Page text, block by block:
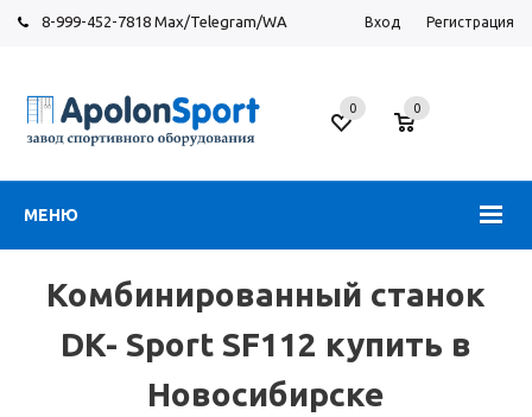
8-999-452-7818 Max/Telegram/WA Вход Регистрация
МЕНЮ
Новосибирск
ул.
0
0
Комбинированный станок
DK- Sport SF112 купить в
Новосибирске